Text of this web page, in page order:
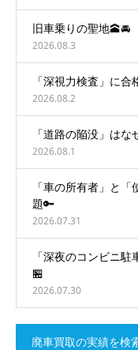
旧車乗りの聖地🕋🚘
2026.08.3
「深視力検査」に
2026.08.2
「道路の陥没」は
2026.08.1
「車の所有者」と
題🔑
2026.07.31
「深夜のコンビニ
🏪
2026.07.30
廃車買取の実績を検